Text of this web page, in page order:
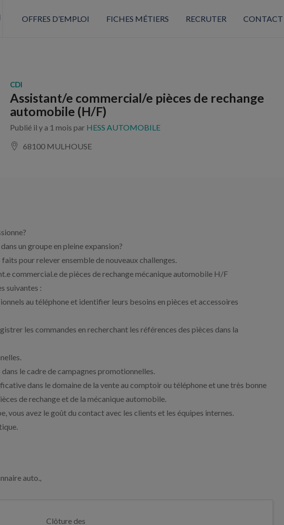
OFFRES D’EMPLOI FICHES MÉTIERS RECRUTER CONTACT
CDI
Assistant/e commercial/e pièces de rechange
automobile (H/F)
Publié il y a 1 mois par HESS AUTOMOBILE
68100 MULHOUSE
un groupe en pleine expansion?
faits pour relever ensemble de nouveaux challenges.
commercial.e de pièces de rechange mécanique automobile H/F
suivantes :
au téléphone et identifier leurs besoins en pièces et accessoires
les commandes en recherchant les références des pièces dans la
le cadre de campagnes promotionnelles.
dans le domaine de la vente au comptoir ou téléphone et une très bonne
de rechange et de la mécanique automobile.
vous avez le goût du contact avec les clients et les équipes internes.
auto.,
Clôture des